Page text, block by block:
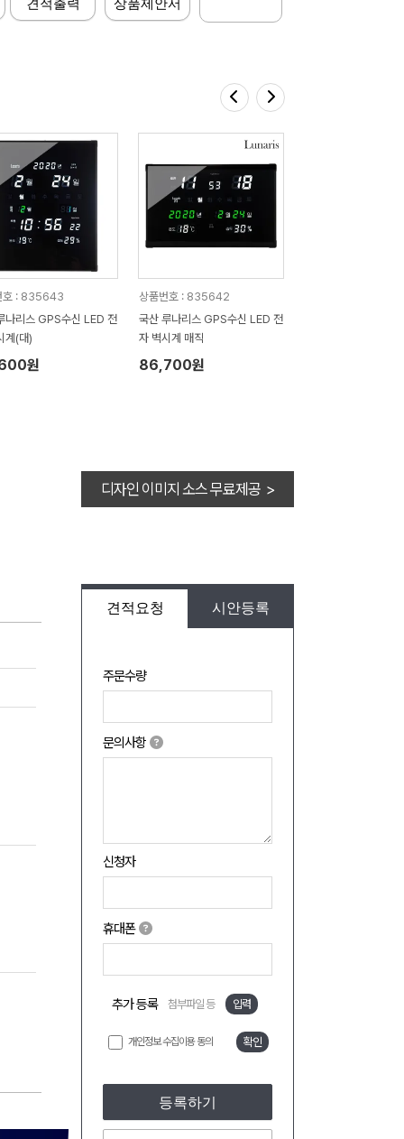
견적출력 상품제안서
호 : 835643
리스 GPS수신 LED 전
계(대)
원
상품번호 : 835642
국산 루나리스 GPS수신 LED 전
자 벽시계 매직
86,700원
디자인 이미지 소스 무료제공 >
견적요청 시안등록
주문수량
문의사항
신청자
휴대폰
추가 등록 첨부파일 등 입력
개인정보 수집이용 동의 확인
등록하기